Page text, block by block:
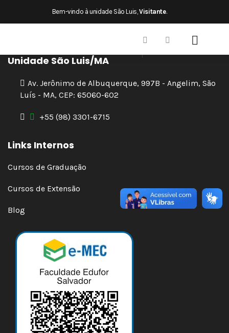
Bem-vindo à unidade São Luis,Visitante.
Unidade São Luis/MA
Av. Jerônimo de Albuquerque, 997B - Angelim, São
Luís - MA, CEP: 65060-602
+55 (98) 3301-6715
Links Internos
Cursos de Graduação
Cursos de Extensão
Blog